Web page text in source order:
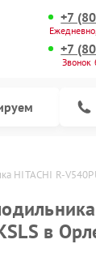
+7
+7
Звонок
HITACHI R-
в